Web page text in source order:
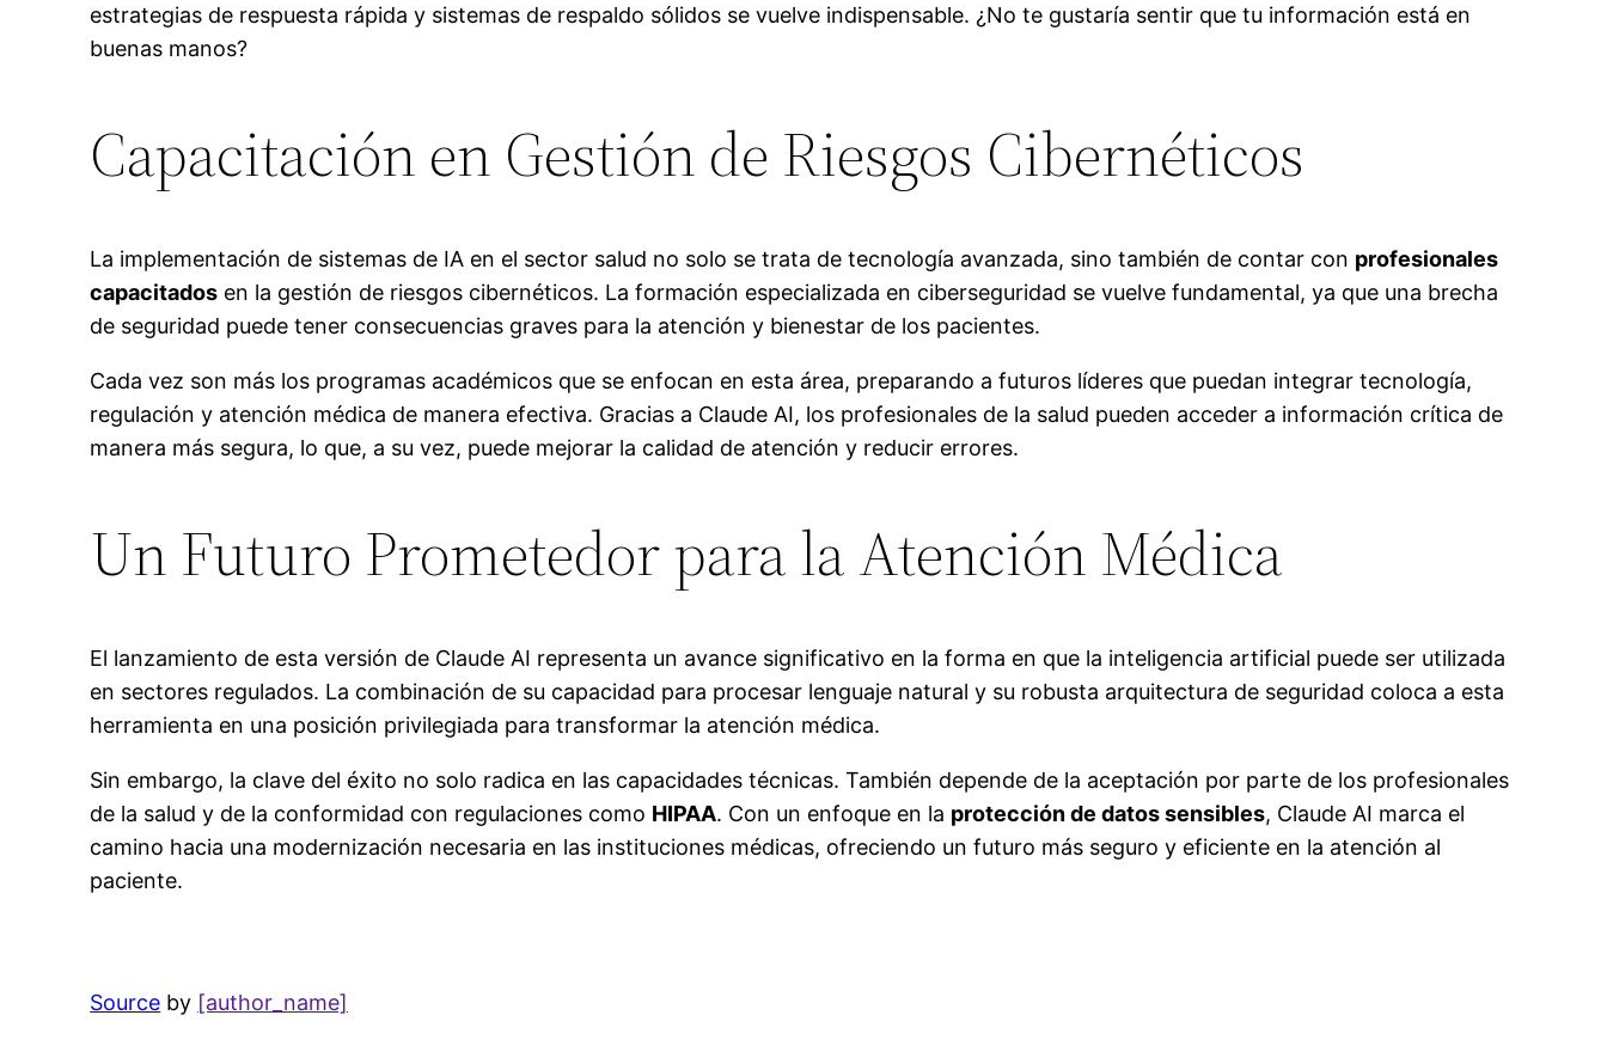
estrategias de respuesta rápida y sistemas de respaldo sólidos se vuelve indispensable. ¿No te gustaría sentir que tu información está en
buenas manos?
Capacitación en Gestión de Riesgos Cibernéticos
La implementación de sistemas de IA en el sector salud no solo se trata de tecnología avanzada, sino también de contar con profesionales
capacitados en la gestión de riesgos cibernéticos. La formación especializada en ciberseguridad se vuelve fundamental, ya que una brecha
de seguridad puede tener consecuencias graves para la atención y bienestar de los pacientes.
Cada vez son más los programas académicos que se enfocan en esta área, preparando a futuros líderes que puedan integrar tecnología,
regulación y atención médica de manera efectiva. Gracias a Claude AI, los profesionales de la salud pueden acceder a información crítica de
manera más segura, lo que, a su vez, puede mejorar la calidad de atención y reducir errores.
Un Futuro Prometedor para la Atención Médica
El lanzamiento de esta versión de Claude AI representa un avance significativo en la forma en que la inteligencia artificial puede ser utilizada
en sectores regulados. La combinación de su capacidad para procesar lenguaje natural y su robusta arquitectura de seguridad coloca a esta
herramienta en una posición privilegiada para transformar la atención médica.
Sin embargo, la clave del éxito no solo radica en las capacidades técnicas. También depende de la aceptación por parte de los profesionales
de la salud y de la conformidad con regulaciones como HIPAA. Con un enfoque en la protección de datos sensibles, Claude AI marca el
camino hacia una modernización necesaria en las instituciones médicas, ofreciendo un futuro más seguro y eficiente en la atención al
paciente.
Source by [author_name]